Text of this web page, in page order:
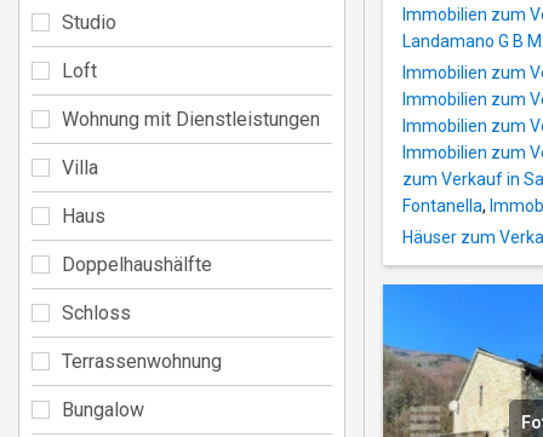
Immobilien zum
Landamano G B
Immobilien zum
Immobilien zum
Immobilien zum
Immobilien zum
zum Verkauf in
Fontanella,
Häuser zum
Studio
Loft
Wohnung mit Dienstleistungen
Villa
Haus
Doppelhaushälfte
Schloss
Terrassenwohnung
Bungalow